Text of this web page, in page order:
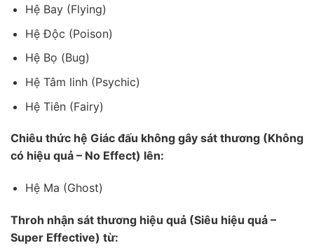
Hệ Bay (Flying)
Hệ Độc (Poison)
Hệ Bọ (Bug)
Hệ Tâm linh (Psychic)
Hệ Tiên (Fairy)
Chiêu thức hệ Giác đấu không gây sát thương (Không
có hiệu quả – No Effect) lên:
Hệ Ma (Ghost)
Throh nhận sát thương hiệu quả (Siêu hiệu quả –
Super Effective) từ: